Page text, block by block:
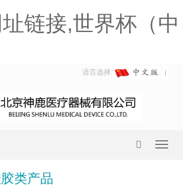
链接,世界杯（中
语言选择:
类产品